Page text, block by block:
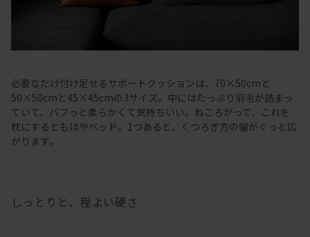
必要なだけ付け足せるサポートクッションは、70×50cmと
50×50cmと45×45cmの3サイズ。中にはたっぷり羽毛が詰まっ
ていて、バフっと柔らかくて気持ちいい。ねころがって、これを
枕にするともはやベッド。1つあると、くつろぎ方の幅がぐっと広
がります。
しっとりと、程よい硬さ